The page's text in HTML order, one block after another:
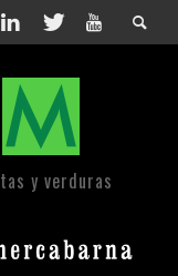
y verduras